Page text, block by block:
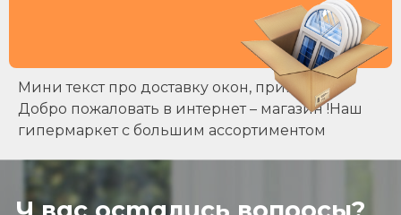
Мини текст про доставку окон, примерно
Добро пожаловать в интернет – магазин !Наш
гипермаркет с большим ассортиментом